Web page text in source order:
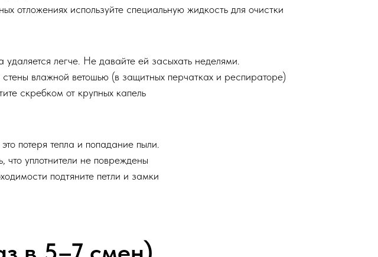
отложениях используйте специальную жидкость для очистки
легче. Не давайте ей засыхать неделями.
стены влажной ветошью (в защитных перчатках и респираторе)
скребком от крупных капель
потеря тепла и попадание пыли.
что уплотнители не повреждены
подтяните петли и замки